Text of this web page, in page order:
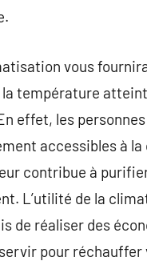
vous
température
effet, les
accessibles à
contribue à
L’utilité de la
de réaliser des
pour réchauffer